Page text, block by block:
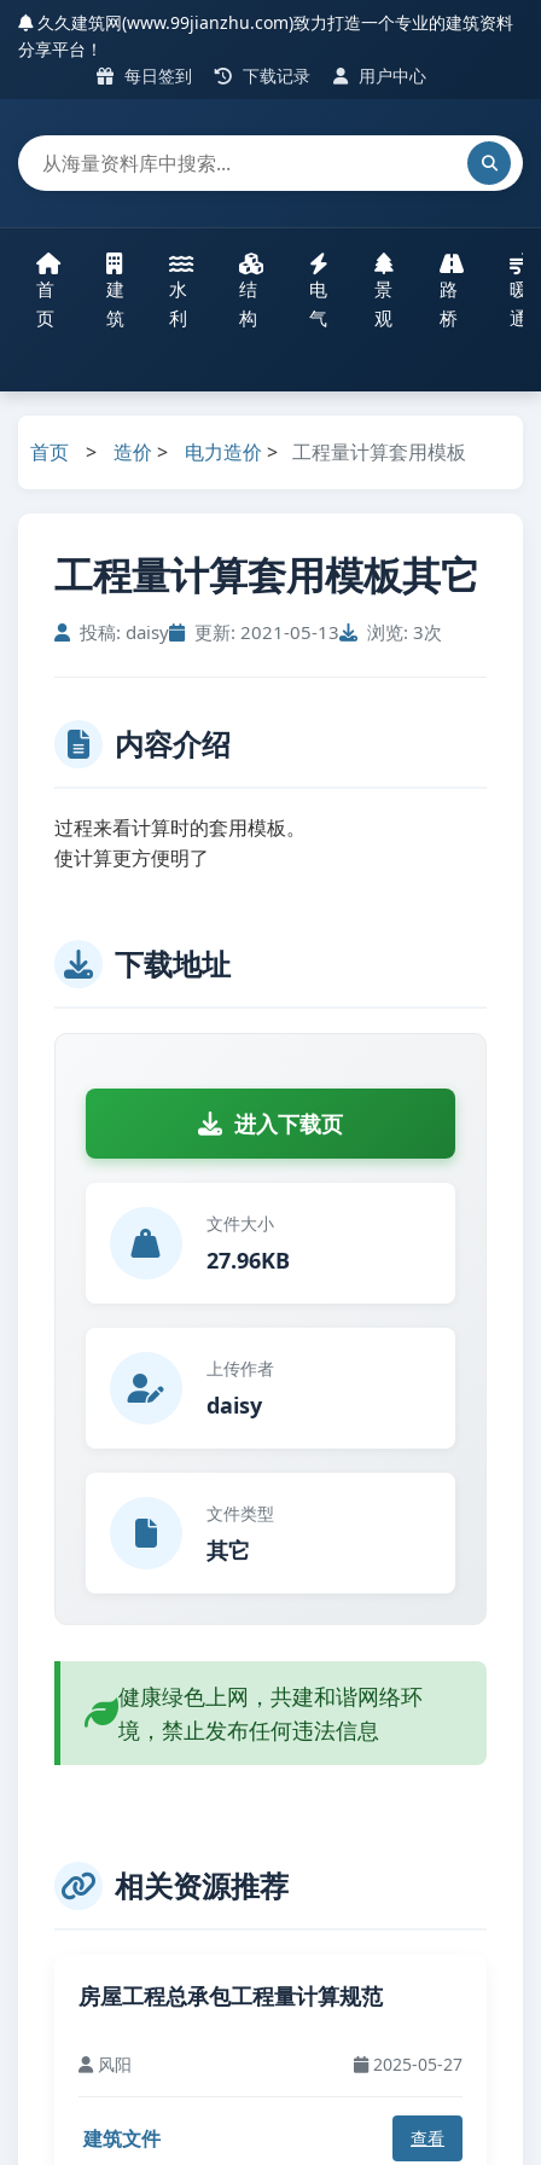
久久建筑网(www.99jianzhu.com)致力打造一个专业的建筑资料
分享平台！
每日签到
下载记录 用户中心
首
页
建
筑
水
利
结
构
电
气
景
观
路
桥
暖
通
首页 > 造价 > 电力造价 > 工程量计算套用模板
工程量计算套用模板其它
投稿: daisy 更新: 2021-05-13 浏览: 3次
内容介绍
过程来看计算时的套用模板。
使计算更方便明了
下载地址
进入下载页
文件大小
27.96KB
上传作者
daisy
文件类型
其它
健康绿色上网，共建和谐网络环
境，禁止发布任何违法信息
相关资源推荐
房屋工程总承包工程量计算规范
风阳 2025-05-27
建筑文件 查看